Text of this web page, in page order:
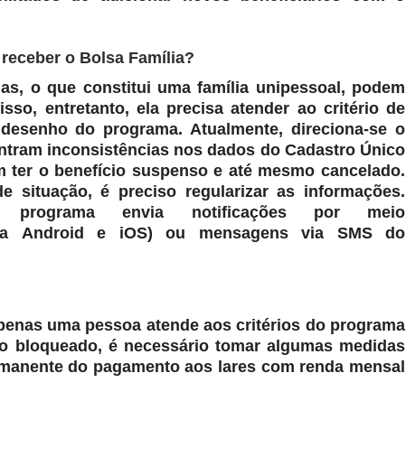
o Bolsa Família?
o que constitui uma família unipessoal, podem
entretanto, ela precisa atender ao critério de
do programa. Atualmente, direciona-se o
inconsistências nos dados do Cadastro Único
ter o benefício suspenso e até mesmo cancelado.
situação, é preciso regularizar as informações.
envia notificações por meio
Android e iOS) ou mensagens via SMS do
uma pessoa atende aos critérios do programa
bloqueado, é necessário tomar algumas medidas
do pagamento aos lares com renda mensal